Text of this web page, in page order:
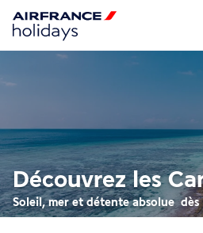
Découvrez les
Soleil, mer et détente absolue dès